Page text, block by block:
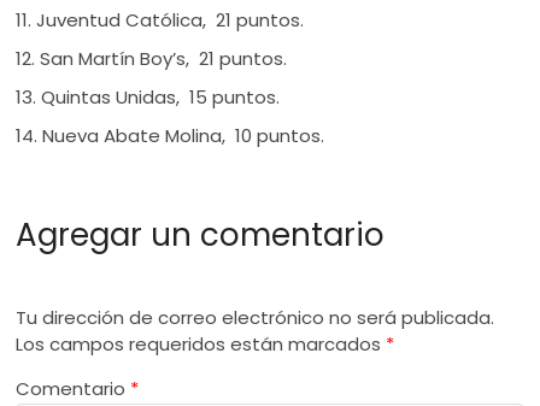
11. Juventud Católica, 21 puntos.
12. San Martín Boy’s, 21 puntos.
13. Quintas Unidas, 15 puntos.
14. Nueva Abate Molina, 10 puntos.
Agregar un comentario
Tu dirección de correo electrónico no será publicada.
Los campos requeridos están marcados *
Comentario *